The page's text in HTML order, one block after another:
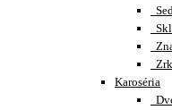
Karoséria